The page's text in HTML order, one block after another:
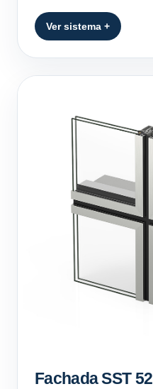
Ver sistema +
Fachada SST 52